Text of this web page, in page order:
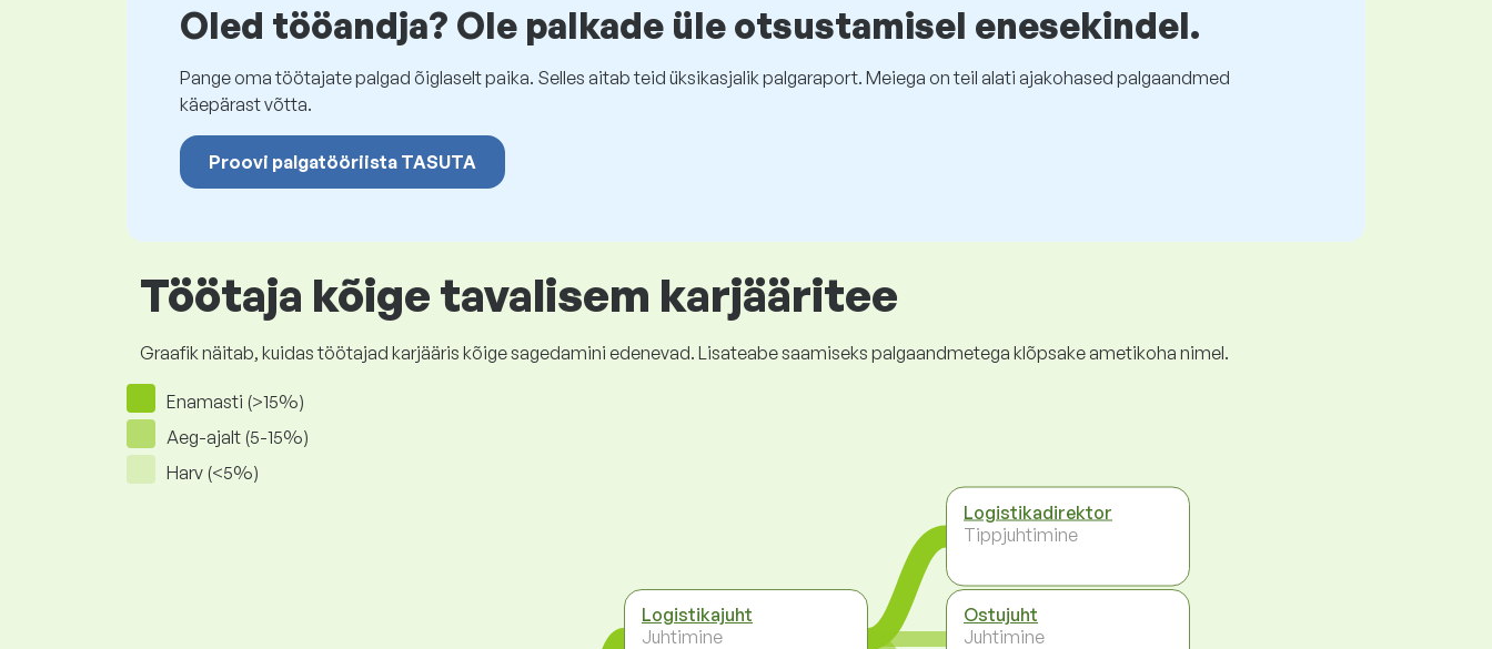
Oled tööandja? Ole palkade üle otsustamisel enesekindel.
Pange oma töötajate palgad õiglaselt paika. Selles aitab teid üksikasjalik palgaraport. Meiega on teil alati ajakohased palgaandmed
käepärast võtta.
Proovi palgatööriista TASUTA
Töötaja kõige tavalisem karjääritee
Graafik näitab, kuidas töötajad karjääris kõige sagedamini edenevad. Lisateabe saamiseks palgaandmetega klõpsake ametikoha nimel.
Enamasti (>15%)
Aeg-ajalt (5-15%)
Harv (<5%)
Logistikajuht
Juhtimine
Logistikadirektor
Tippjuhtimine
Ostujuht
Juhtimine